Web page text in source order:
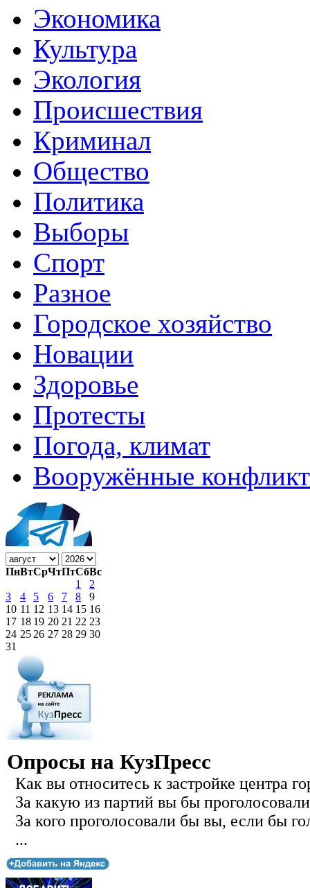
Экономика
Культура
Экология
Происшествия
Криминал
Общество
Политика
Выборы
Спорт
Разное
Городское хозяйство
Новации
Здоровье
Протесты
Погода, климат
Вооружённые
ПнВтСрЧтПтСбВс
1
2
3
4 5 6 7 8
9
10 11 12 13 14 15 16
17 18 19 20 21 22 23
24 25 26 27 28 29 30
31
Опросы на КузПресс
Как вы относитесь к застройке центра
За какую из партий вы бы
За кого проголосовали бы вы, если бы
...